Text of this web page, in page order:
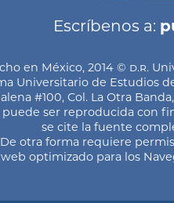
Escríbenos a:
en México, 2014 © d.r.
Universitario de Estudios
#100, Col. La Otra
puede ser reproducida con
se cite la fuente
De otra forma requiere
optimizado para los